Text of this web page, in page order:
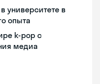
университете в
опыта
k-pop с
медиа